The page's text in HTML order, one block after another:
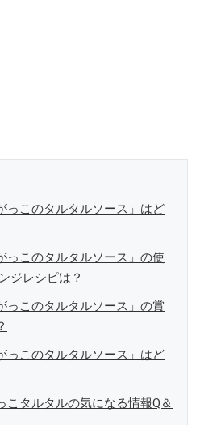
っこのタルタルソース」はど
っこのタルタルソース」の使
ジレシピは？
っこのタルタルソース」の賞
っこのタルタルソース」はど
こタルタルの気になる情報Q＆